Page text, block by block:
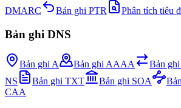
DMARC
Bản ghi PTR Phân tích tiêu
Bản ghi DNS
Bản ghi A Bản ghi AAAA Bản
NS
Bản ghi TXT Bản ghi SOA
CAA